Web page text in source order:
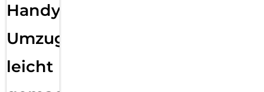
Handy
Umzug
leicht